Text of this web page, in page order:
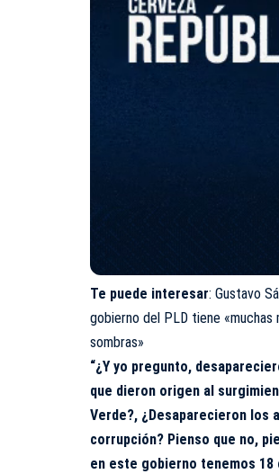
Te puede interesar: Gustavo
gobierno del PLD tiene «muchas
sombras»
“¿Y yo pregunto,
que dieron origen al
Verde?, ¿Desaparecieron los
corrupción? Pienso que no,
en este gobierno tenemos 18